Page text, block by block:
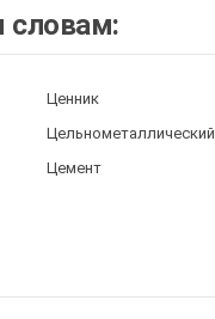
словам:
Ценник
Цельнометаллический
Цемент